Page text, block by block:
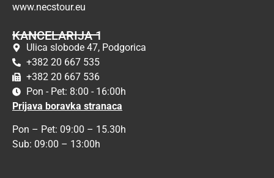
www.necstour.eu
KANCELARIJA 1
Ulica slobode 47, Podgorica
+382 20 667 535
+382 20 667 536
Pon - Pet: 8:00 - 16:00h
Prijava boravka stranaca
Pon – Pet: 09:00 – 15.30h
Sub: 09:00 – 13:00h